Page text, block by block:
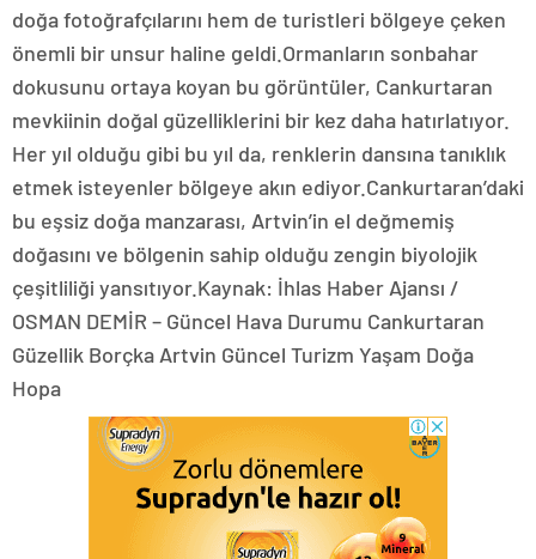
doğa fotoğrafçılarını hem de turistleri bölgeye çeken
önemli bir unsur haline geldi.Ormanların sonbahar
dokusunu ortaya koyan bu görüntüler, Cankurtaran
mevkiinin doğal güzelliklerini bir kez daha hatırlatıyor.
Her yıl olduğu gibi bu yıl da, renklerin dansına tanıklık
etmek isteyenler bölgeye akın ediyor.Cankurtaran’daki
bu eşsiz doğa manzarası, Artvin’in el değmemiş
doğasını ve bölgenin sahip olduğu zengin biyolojik
çeşitliliği yansıtıyor.Kaynak: İhlas Haber Ajansı /
OSMAN DEMİR – Güncel Hava Durumu Cankurtaran
Güzellik Borçka Artvin Güncel Turizm Yaşam Doğa
Hopa